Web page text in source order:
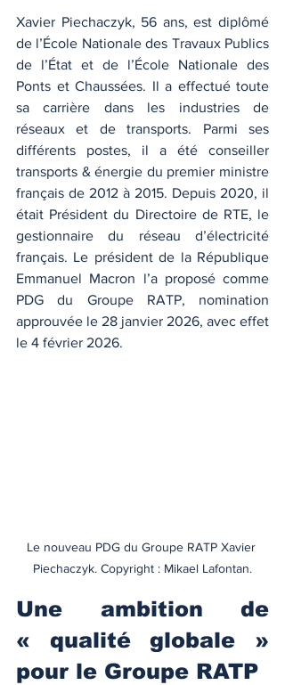
Xavier Piechaczyk, 56 ans, est diplômé
de l’École Nationale des Travaux Publics
de l’État et de l’École Nationale des
Ponts et Chaussées. Il a effectué toute
sa carrière dans les industries de
réseaux et de transports. Parmi ses
différents postes, il a été conseiller
transports & énergie du premier ministre
français de 2012 à 2015. Depuis 2020, il
était Président du Directoire de RTE, le
gestionnaire du réseau d’électricité
français. Le président de la République
Emmanuel Macron l’a proposé comme
PDG du Groupe RATP, nomination
approuvée le 28 janvier 2026, avec effet
le 4 février 2026.
Le nouveau PDG du Groupe RATP Xavier
Piechaczyk. Copyright : Mikael Lafontan.
Une ambition de
« qualité globale »
pour le Groupe RATP